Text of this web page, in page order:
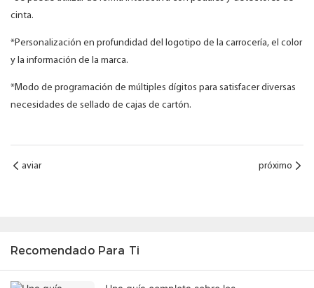
cinta.
*Personalización en profundidad del logotipo de la carrocería, el color
y la información de la marca.
*Modo de programación de múltiples dígitos para satisfacer diversas
necesidades de sellado de cajas de cartón.
aviar próximo
Recomendado Para Ti